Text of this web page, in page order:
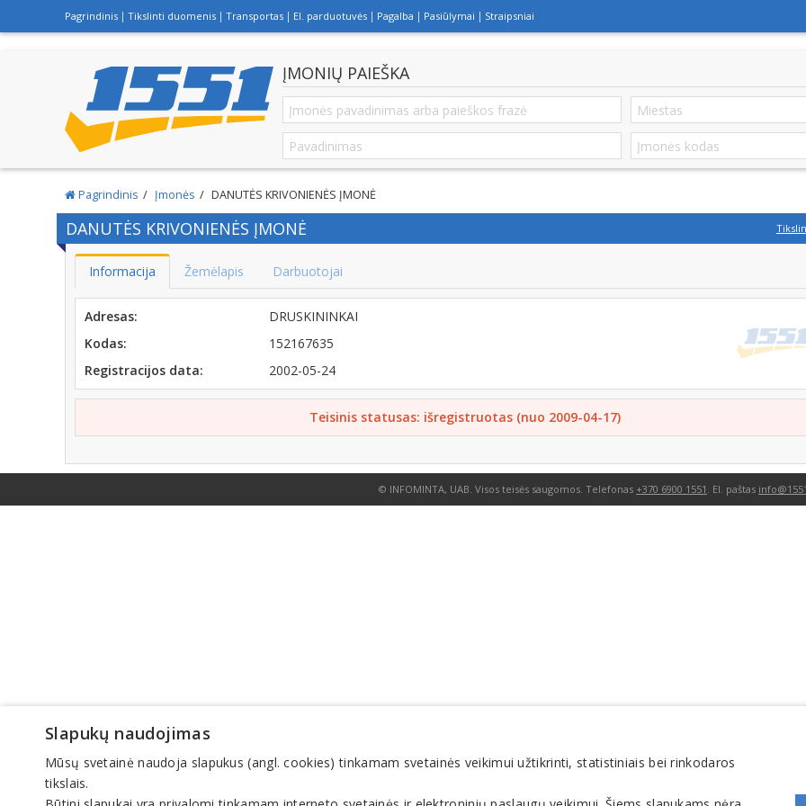
Pagrindinis Tikslinti duomenis Transportas El. parduotuvės Pagalba Pasiūlymai Straipsniai
ĮMONIŲ PAIEŠKA
Pagrindinis Įmonės DANUTĖS KRIVONIENĖS ĮMONĖ
DANUTĖS KRIVONIENĖS ĮMONĖ
Informacija Žemėlapis Darbuotojai
Adresas:
DRUSKININKAI
Kodas:
152167635
Registracijos data:
2002-05-24
Teisinis statusas: išregistruotas (nuo 2009-04-17)
© INFOMINTA, UAB. Visos teisės saugomos. Telefonas +370 6900 1551 . El. paštas
Slapukų naudojimas
Mūsų svetainė naudoja slapukus (angl. cookies) tinkamam svetainės veikimui užtikrinti, statistiniais bei rinkodaros
tikslais.